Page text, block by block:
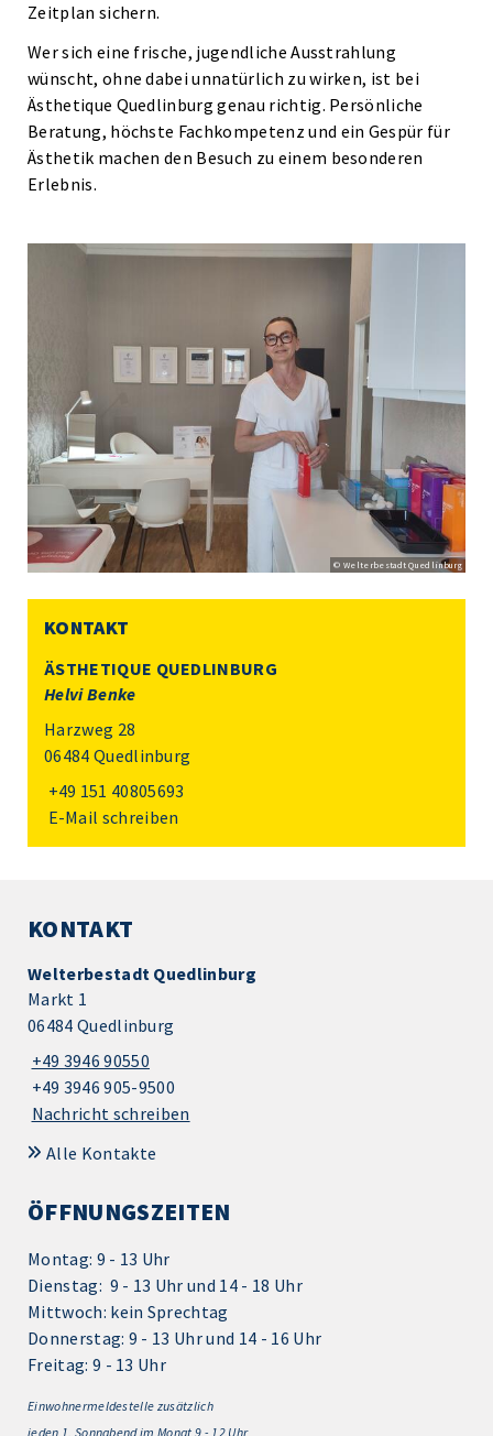
Zeitplan sichern.
Wer sich eine frische, jugendliche Ausstrahlung
wünscht, ohne dabei unnatürlich zu wirken, ist bei
Ästhetique Quedlinburg genau richtig. Persönliche
Beratung, höchste Fachkompetenz und ein Gespür für
Ästhetik machen den Besuch zu einem besonderen
Erlebnis.
© Welterbestadt Quedlinburg
KONTAKT
ÄSTHETIQUE QUEDLINBURG
Helvi Benke
Harzweg 28
06484 Quedlinburg
+49 151 40805693
E-Mail schreiben
KONTAKT
Welterbestadt Quedlinburg
Markt 1
06484 Quedlinburg
+49 3946 90550
+49 3946 905-9500
Nachricht schreiben
Alle Kontakte
ÖFFNUNGSZEITEN
Montag: 9 - 13 Uhr
Dienstag: 9 - 13 Uhr und 14 - 18 Uhr
Mittwoch: kein Sprechtag
Donnerstag: 9 - 13 Uhr und 14 - 16 Uhr
Freitag: 9 - 13 Uhr
Einwohnermeldestelle zusätzlich
jeden 1. Sonnabend im Monat 9 - 12 Uhr